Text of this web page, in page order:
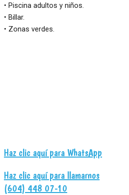
• Piscina adultos y niños.
• Billar.
• Zonas verdes.
Haz clic aquí para WhatsApp
Haz clic aquí para llamarnos
(604) 448 07-10